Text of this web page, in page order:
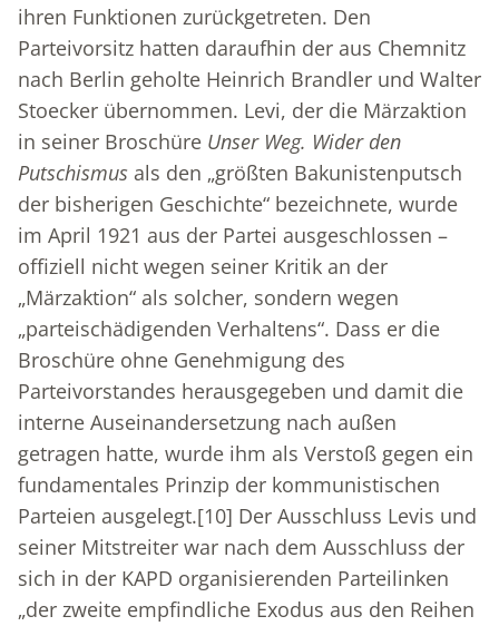
ihren Funktionen zurückgetreten. Den
Parteivorsitz hatten daraufhin der aus Chemnitz
nach Berlin geholte Heinrich Brandler und Walter
Stoecker übernommen. Levi, der die Märzaktion
in seiner Broschüre Unser Weg. Wider den
Putschismus als den „größten Bakunistenputsch
der bisherigen Geschichte“ bezeichnete, wurde
im April 1921 aus der Partei ausgeschlossen –
offiziell nicht wegen seiner Kritik an der
„Märzaktion“ als solcher, sondern wegen
„parteischädigenden Verhaltens“. Dass er die
Broschüre ohne Genehmigung des
Parteivorstandes herausgegeben und damit die
interne Auseinandersetzung nach außen
getragen hatte, wurde ihm als Verstoß gegen ein
fundamentales Prinzip der kommunistischen
Parteien ausgelegt.[10] Der Ausschluss Levis und
seiner Mitstreiter war nach dem Ausschluss der
sich in der KAPD organisierenden Parteilinken
„der zweite empfindliche Exodus aus den Reihen